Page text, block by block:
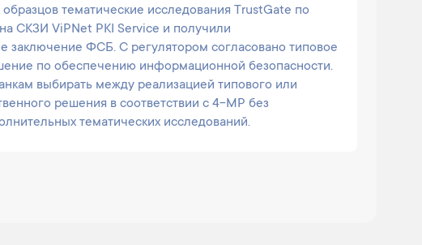
тематические исследования TrustGate по
СКЗИ ViPNet PKI Service и получили
заключение ФСБ. С регулятором согласовано типовое
по обеспечению информационной безопасности.
выбирать между реализацией типового или
решения в соответствии с 4-МР без
тематических исследований.